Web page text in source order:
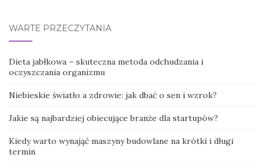
WARTE PRZECZYTANIA
Dieta jabłkowa – skuteczna metoda odchudzania i
oczyszczania organizmu
Niebieskie światło a zdrowie: jak dbać o sen i wzrok?
Jakie są najbardziej obiecujące branże dla startupów?
Kiedy warto wynająć maszyny budowlane na krótki i długi
termin